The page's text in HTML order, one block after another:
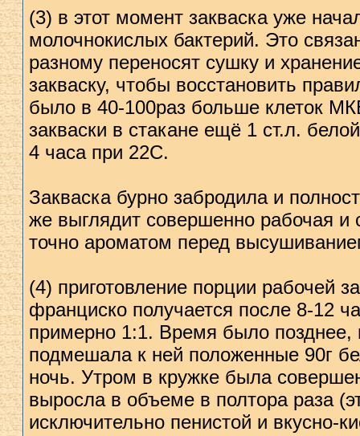
(3) в этот момент закваска уже
молочнокислых бактерий. Это
разному переносят сушку и
закваску, чтобы восстановить
было в 40-100раз больше клеток
закваски в стакане ещё 1 ст.л.
4 часа при 22С.
Закваска бурно забродила и
же выглядит совершенно рабочая и
точно ароматом перед
(4) приготовление порции рабочей
франциско получается после 8-12
примерно 1:1. Время было позднее,
подмешала к ней положенные 90г
ночь. Утром в кружке была
выросла в объеме в полтора раза
исключительно пенистой и вкусно-